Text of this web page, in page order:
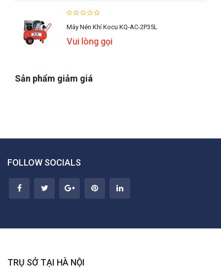
Máy Nén Khí Kocu KQ-AC-2P35L
Vui lòng gọi
Sản phẩm giảm giá
FOLLOW SOCIALS
TRỤ SỞ TẠI HÀ NỘI